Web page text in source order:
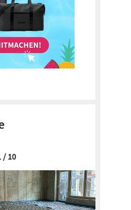
/ 10